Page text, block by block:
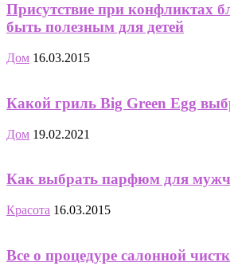
Присутствие при конфликтах
быть полезным для детей
Дом 16.03.2015
Какой гриль Big Green Egg
Дом 19.02.2021
Как выбрать парфюм для
Красота 16.03.2015
Все о процедуре салонной